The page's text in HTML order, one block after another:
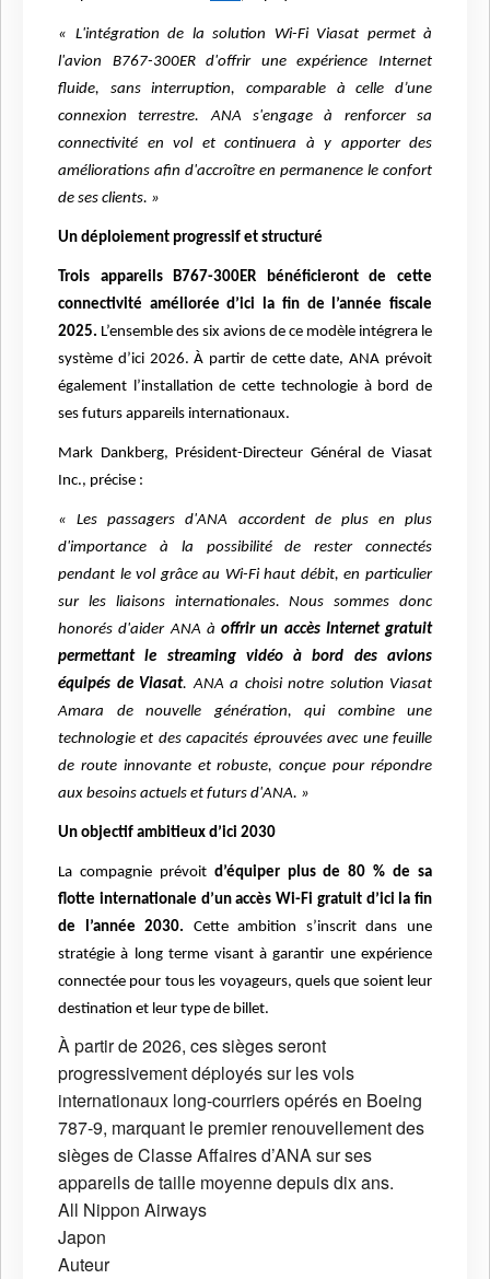
« L'intégration de la solution Wi-Fi Viasat permet à
l'avion B767-300ER d'offrir une expérience Internet
fluide, sans interruption, comparable à celle d’une
connexion terrestre. ANA s'engage à renforcer sa
connectivité en vol et continuera à y apporter des
améliorations afin d'accroître en permanence le confort
de ses clients. »
Un déploiement progressif et structuré
Trois appareils B767-300ER bénéficieront de cette
connectivité améliorée d’ici la fin de l’année fiscale
2025. L’ensemble des six avions de ce modèle intégrera le
système d’ici 2026. À partir de cette date, ANA prévoit
également l’installation de cette technologie à bord de
ses futurs appareils internationaux.
Mark Dankberg, Président-Directeur Général de Viasat
Inc., précise :
« Les passagers d'ANA accordent de plus en plus
d'importance à la possibilité de rester connectés
pendant le vol grâce au Wi-Fi haut débit, en particulier
sur les liaisons internationales. Nous sommes donc
honorés d'aider ANA à offrir un accès Internet gratuit
permettant le streaming vidéo à bord des avions
équipés de Viasat. ANA a choisi notre solution Viasat
Amara de nouvelle génération, qui combine une
technologie et des capacités éprouvées avec une feuille
de route innovante et robuste, conçue pour répondre
aux besoins actuels et futurs d'ANA. »
Un objectif ambitieux d’ici 2030
La compagnie prévoit d’équiper plus de 80 % de sa
flotte internationale d’un accès Wi-Fi gratuit d’ici la fin
de l’année 2030. Cette ambition s’inscrit dans une
stratégie à long terme visant à garantir une expérience
connectée pour tous les voyageurs, quels que soient leur
destination et leur type de billet.
À partir de 2026, ces sièges seront
progressivement déployés sur les vols
internationaux long-courriers opérés en Boeing
787-9, marquant le premier renouvellement des
sièges de Classe Affaires d’ANA sur ses
appareils de taille moyenne depuis dix ans.
All Nippon Airways
Japon
Auteur